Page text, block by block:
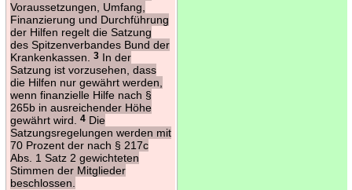
Voraussetzungen, Umfang,
Finanzierung und Durchführung
der Hilfen regelt die Satzung
des Spitzenverbandes Bund der
Krankenkassen.
3In der
Satzung ist vorzusehen, dass
die Hilfen nur gewährt werden,
wenn finanzielle Hilfe nach §
265b in ausreichender Höhe
gewährt wird.
4Die
Satzungsregelungen werden mit
70 Prozent der nach § 217c
Abs. 1 Satz 2 gewichteten
Stimmen der Mitglieder
beschlossen.